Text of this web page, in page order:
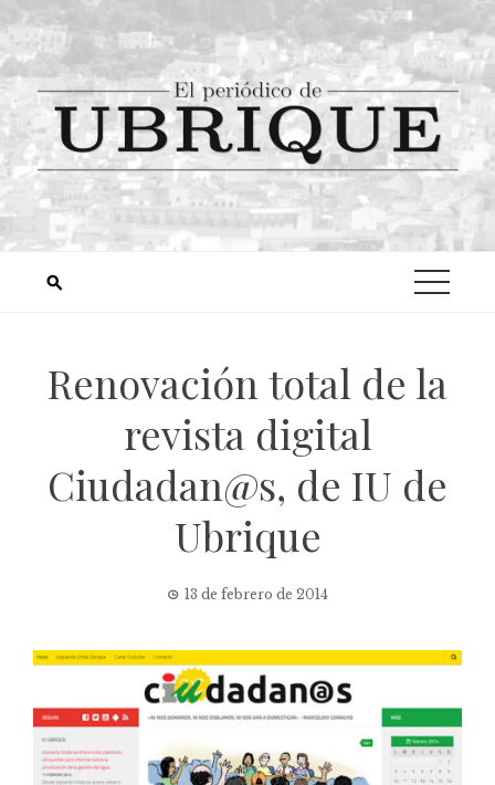
Renovación total de la
revista digital
Ciudadan@s, de IU de
Ubrique
13 de febrero de 2014